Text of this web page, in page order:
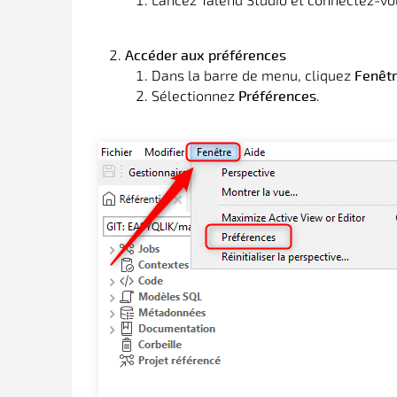
Accéder aux préférences
Dans la barre de menu, cliquez
Sélectionnez Préférences.